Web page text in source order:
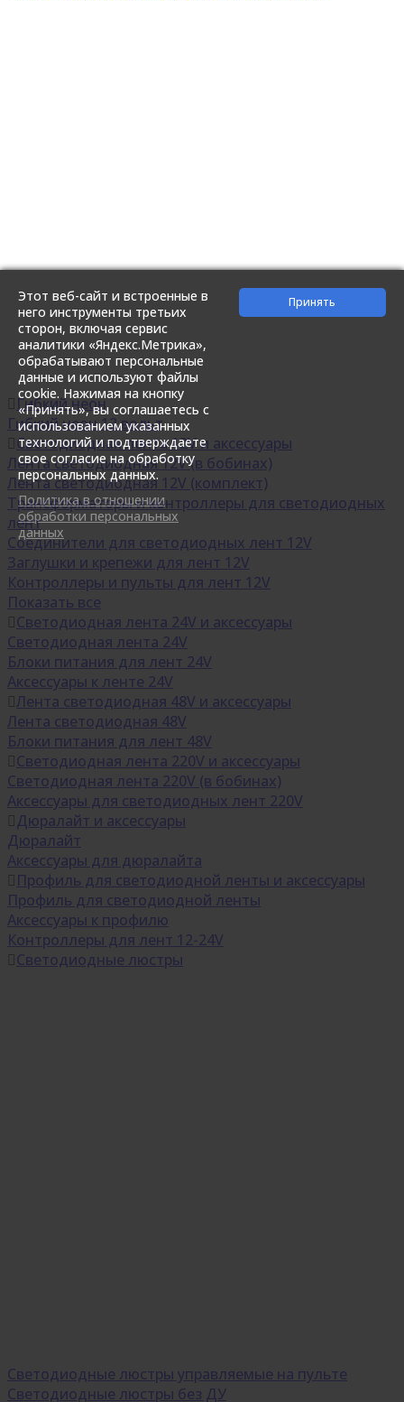
Гибкий неон
Гибкий неон 12 вольт
Светодиодная лента 12V и аксессуары
Лента светодиодная 12V (в бобинах)
Лента светодиодная 12V (комплект)
Трансформаторы и контроллеры для светодиодных
лент
Соединители для светодиодных лент 12V
Заглушки и крепежи для лент 12V
Контроллеры и пульты для лент 12V
Показать все
Светодиодная лента 24V и аксессуары
Светодиодная лента 24V
Блоки питания для лент 24V
Аксессуары к ленте 24V
Лента светодиодная 48V и аксессуары
Лента светодиодная 48V
Блоки питания для лент 48V
Светодиодная лента 220V и аксессуары
Светодиодная лента 220V (в бобинах)
Аксессуары для светодиодных лент 220V
Дюралайт и аксессуары
Дюралайт
Аксессуары для дюралайта
Профиль для светодиодной ленты и аксессуары
Профиль для светодиодной ленты
Аксессуары к профилю
Контроллеры для лент 12-24V
Светодиодные люстры
Светодиодные люстры управляемые на пульте
Светодиодные люстры без ДУ
Этот веб-сайт и встроенные в
него инструменты третьих
сторон, включая сервис
аналитики «Яндекс.Метрика»,
обрабатывают персональные
данные и используют файлы
cookie. Нажимая на кнопку
«Принять», вы соглашаетесь с
использованием указанных
технологий и подтверждаете
свое согласие на обработку
персональных данных.
Политика в отношении
обработки персональных
данных